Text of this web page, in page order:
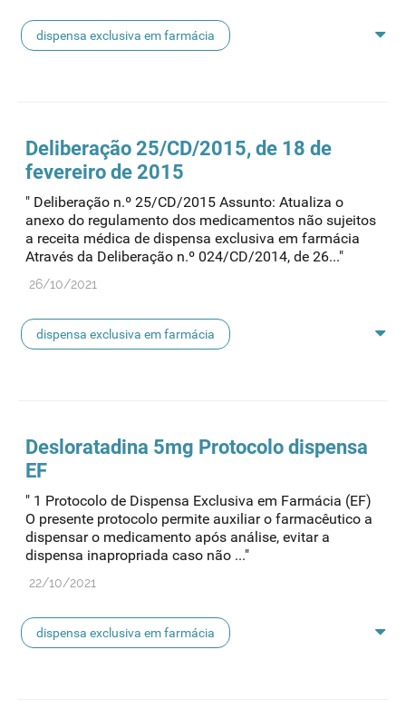
dispensa exclusiva em farmácia
Deliberação 25/CD/2015, de 18 de
fevereiro de 2015
" Deliberação n.º 25/CD/2015 Assunto: Atualiza o
anexo do regulamento dos medicamentos não sujeitos
a receita médica de dispensa exclusiva em farmácia
Através da Deliberação n.º 024/CD/2014, de 26..."
26/10/2021
dispensa exclusiva em farmácia
Desloratadina 5mg Protocolo dispensa
EF
" 1 Protocolo de Dispensa Exclusiva em Farmácia (EF)
O presente protocolo permite auxiliar o farmacêutico a
dispensar o medicamento após análise, evitar a
dispensa inapropriada caso não ..."
22/10/2021
dispensa exclusiva em farmácia